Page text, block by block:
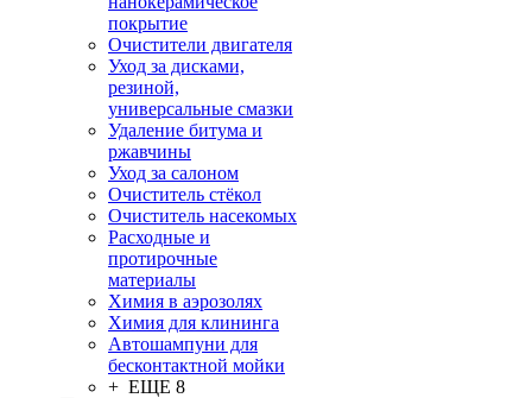
покрытие
Очистители двигателя
Уход за дисками,
резиной,
универсальные смазки
Удаление битума и
ржавчины
Уход за салоном
Очиститель стёкол
Очиститель насекомых
Расходные и
протирочные
материалы
Химия в аэрозолях
Химия для клининга
Автошампуни для
бесконтактной мойки
+ ЕЩЕ 8